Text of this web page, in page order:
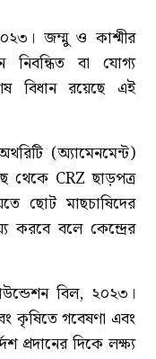
জম্মু ও কাশ্মীর
নিবন্ধিত বা যোগ্য
বিধান রয়েছে এই
(অ্যামেনমেন্ট)
থেকে CRZ ছাড়পত্র
ছোট মাছচাষিদের
করবে বলে কেন্দ্রের
বিল, ২০২৩।
কৃষিতে গবেষণা এবং
প্রদানের দিকে লক্ষ্য